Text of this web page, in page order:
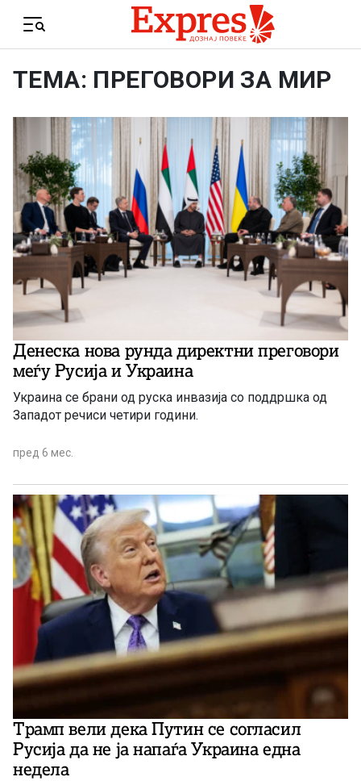
Menu
ТЕМА: ПРЕГОВОРИ ЗА МИР
Денеска нова рунда директни преговори
меѓу Русија и Украина
Украина се брани од руска инвазија со поддршка од
Западот речиси четири години.
пред 6 мес.
Трамп вели дека Путин се согласил
Русија да не ја напаѓа Украина една
недела